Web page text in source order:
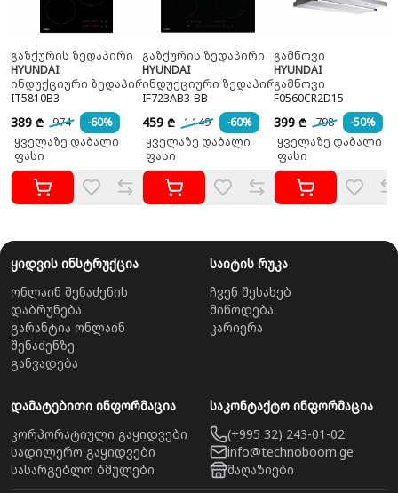
გაზქურის ზედაპირი
HYUNDAI
ინდუქციური ზედაპირი
IT5810B3
389 ₾ 974
-60%
ყველაზე დაბალი
ფასი
გაზქურის ზედაპირი
HYUNDAI
ინდუქციური ზედაპირი
IF723AB3-BB
459 ₾ 1 149
-60%
ყველაზე დაბალი
ფასი
გამწოვი
HYUNDAI
გამწოვი
F0560CR2D15
399 ₾ 798
-50%
ყველაზე დაბალი
ფასი
ყიდვის ინსტრუქცია
ონლაინ შენაძენის
დაბრუნება
გარანტია ონლაინ
შენაძენზე
განვადება
საიტის რუკა
ჩვენ შესახებ
მიწოდება
კარიერა
დამატებითი ინფორმაცია
კორპორატიული გაყიდვები
სადილერო გაყიდვები
სასარგებლო ბმულები
საკონტაქტო ინფორმაცია
(+995 32) 243-01-02
info@technoboom.ge
მაღაზიები